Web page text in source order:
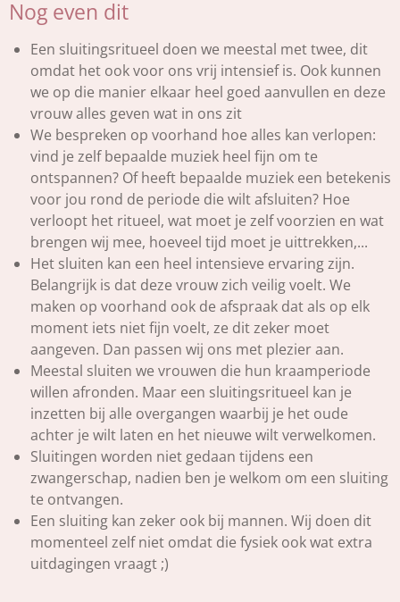
Nog even dit
Een sluitingsritueel doen we meestal met twee, dit
omdat het ook voor ons vrij intensief is. Ook kunnen
we op die manier elkaar heel goed aanvullen en deze
vrouw alles geven wat in ons zit
We bespreken op voorhand hoe alles kan verlopen:
vind je zelf bepaalde muziek heel fijn om te
ontspannen? Of heeft bepaalde muziek een betekenis
voor jou rond de periode die wilt afsluiten? Hoe
verloopt het ritueel, wat moet je zelf voorzien en wat
brengen wij mee, hoeveel tijd moet je uittrekken,...
Het sluiten kan een heel intensieve ervaring zijn.
Belangrijk is dat deze vrouw zich veilig voelt. We
maken op voorhand ook de afspraak dat als op elk
moment iets niet fijn voelt, ze dit zeker moet
aangeven. Dan passen wij ons met plezier aan.
Meestal sluiten we vrouwen die hun kraamperiode
willen afronden. Maar een sluitingsritueel kan je
inzetten bij alle overgangen waarbij je het oude
achter je wilt laten en het nieuwe wilt verwelkomen.
Sluitingen worden niet gedaan tijdens een
zwangerschap, nadien ben je welkom om een sluiting
te ontvangen.
Een sluiting kan zeker ook bij mannen. Wij doen dit
momenteel zelf niet omdat die fysiek ook wat extra
uitdagingen vraagt ;)